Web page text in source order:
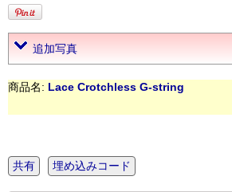
追加写真
商品名: Lace Crotchless G-string
共有 埋め込みコード